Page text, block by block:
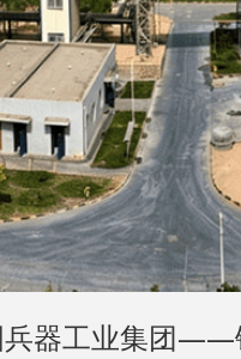
兵器工业集团——